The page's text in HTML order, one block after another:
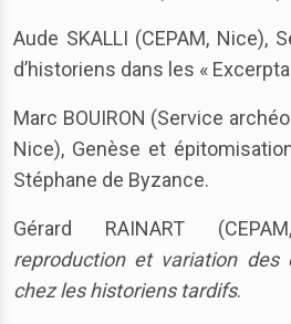
Aude SKALLI (CEPAM, Nice),
d’historiens dans les «
Marc BOUIRON (Service
Nice), Genèse et
Stéphane de Byzance.
Gérard RAINART
reproduction et variation des
chez les historiens tardifs.